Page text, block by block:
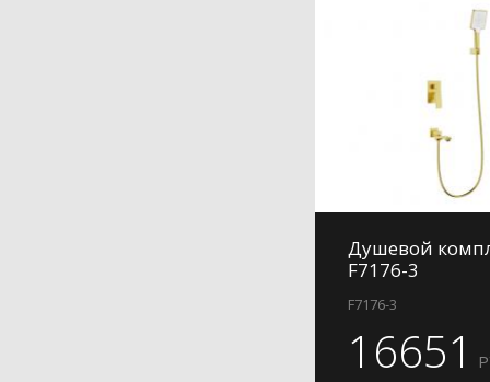
Душевой
F7176-3
F7176-3
16651